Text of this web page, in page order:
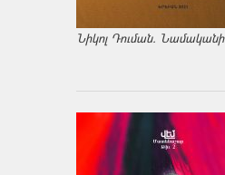
Նիկոլ Դուման. Նամականի